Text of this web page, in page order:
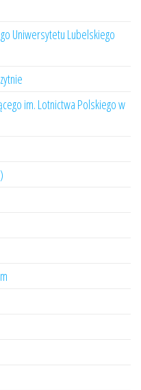
Uniwersytetu Lubelskiego
im. Lotnictwa Polskiego w